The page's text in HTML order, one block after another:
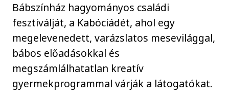
Bábszínház hagyományos családi
fesztiválját, a Kabóciádét, ahol egy
megelevenedett, varázslatos mesevilággal,
bábos előadásokkal és
megszámlálhatatlan kreatív
gyermekprogrammal várják a látogatókat.